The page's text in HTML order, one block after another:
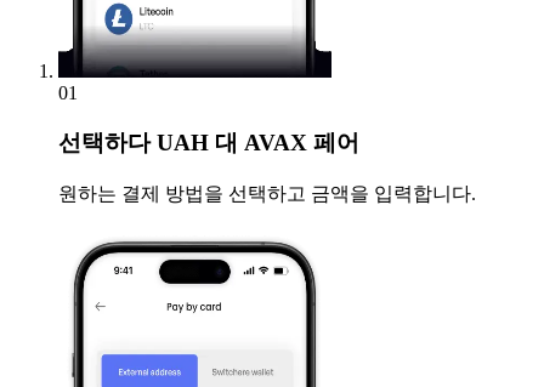
01
선택하다UAH 대 AVAX 페어
원하는 결제 방법을 선택하고 금액을 입력합니다.